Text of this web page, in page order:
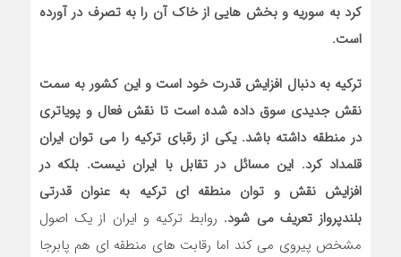
کرد به سوریه و بخش هایی از خاک آن را به تصرف در آورده
است.
ترکیه به دنبال افزایش قدرت خود است و این کشور به سمت
نقش جدیدی سوق داده شده است تا نقش فعال و پویاتری
در منطقه داشته باشد. یکی از رقبای ترکیه را می توان ایران
قلمداد کرد. این مسائل در تقابل با ایران نیست. بلکه در
افزایش نقش و توان منطقه ای ترکیه به عنوان قدرتی
بلندپرواز تعریف می شود. روابط ترکیه و ایران از یک اصول
مشخص پیروی می کند اما رقابت های منطقه ای هم پابرجا